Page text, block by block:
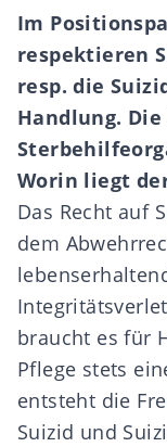
Im
respektieren
resp. die
Handlung.
Worin liegt
Das Recht auf
dem
braucht es für
Pflege stets
entsteht die
Suizid und